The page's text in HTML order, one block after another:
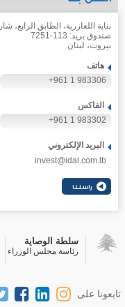
بناية اللعازرية، الطابق الرابع،
صندوق بريد: 113-7251
بيروت، لبنان
هاتف
+961 1 983306
الفاكس
+961 1 983302
البريد الإلكتروني
invest@idal.com.lb
سلطة الوصاية
رئاسة مجلس الوزراء
تابعونا على